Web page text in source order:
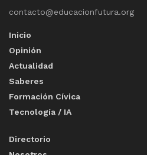
contacto@educacionfutura.org
Inicio
Opinión
Actualidad
Saberes
Formación Cívica
Tecnología / IA
Directorio